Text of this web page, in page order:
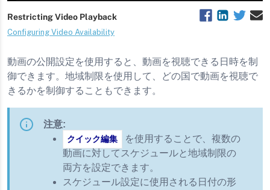
動画の公開設定を使用すると、動画を視聴できる日時を制
御できます。地域制限を使用して、どの国で動画を視聴で
きるかを制御することもできます。
注意:
クイック編集
を使用することで、複数の
動画に対してスケジュールと地域制限の
両方を設定できます。
スケジュール設定に使用される日付の形